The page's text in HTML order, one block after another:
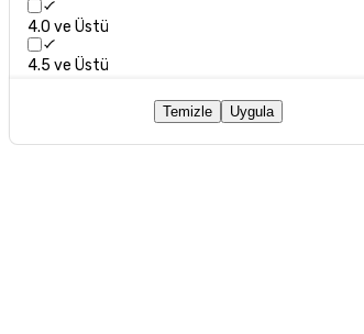
4.0 ve Üstü
4.5 ve Üstü
Temizle Uygula